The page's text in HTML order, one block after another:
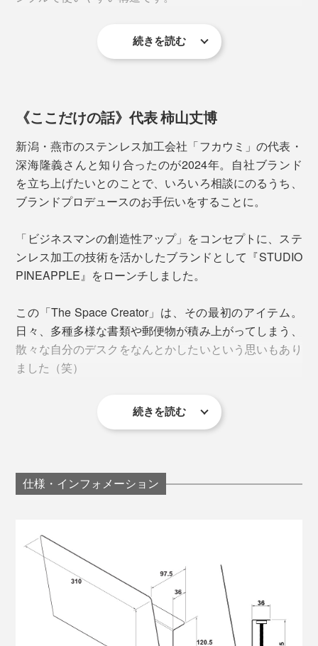
おすすめは、デスク左右の2個づかい。
「急ぎのもの」と「余裕のあるもの」
「お金関係」と「取引先関係」
など、自分好みに仕分けることで、生産性がさらにアッ
プします。
素材がスチールなので、マグネットがつくのもいいとこ
ろ。マグネット式のフックやペン立て、ティッシュケー
スなどをつければ、「浮かせる収納」にもお役立ち。
「クラムシェルモード」で仕事をするなら、ノートPC
の置き場に。デスクスペースを有効活用できで、作業効
率がアップ。見た目もすっきり。
対荷重は約3kg。1kg超えのノートPCや雑誌を差して
取り付けられるのは、天板の厚さが1〜9cm のデスクや
テーブル。下写真のような、天板の下に「幕板」がある
タイプは、幕板ごと挟むこともできます。
天板下に付く固定パーツは直径2cm、位置は天板の端か
ら7mmの位置になるので、天板または幕板の下に固定で
続きを読む
《ここだけの話》代表 柿山丈博
新潟・燕市のステンレス加工会社「フカウミ」の代表・
深海隆義さんと知り合ったのが2024年。自社ブランド
を立ち上げたいとのことで、いろいろ相談にのるうち、
ブランドプロデュースのお手伝いをすることに。
「ビジネスマンの創造性アップ」をコンセプトに、ステ
ンレス加工の技術を活かしたブランドとして『STUDIO
PINEAPPLE』をローンチしました。
この「The Space Creator」は、その最初のアイテム。
日々、多種多様な書類や郵便物が積み上がってしまう、
散々な自分のデスクをなんとかしたいという思いもあり
ました（笑）
続きを読む
仕様・インフォメーション